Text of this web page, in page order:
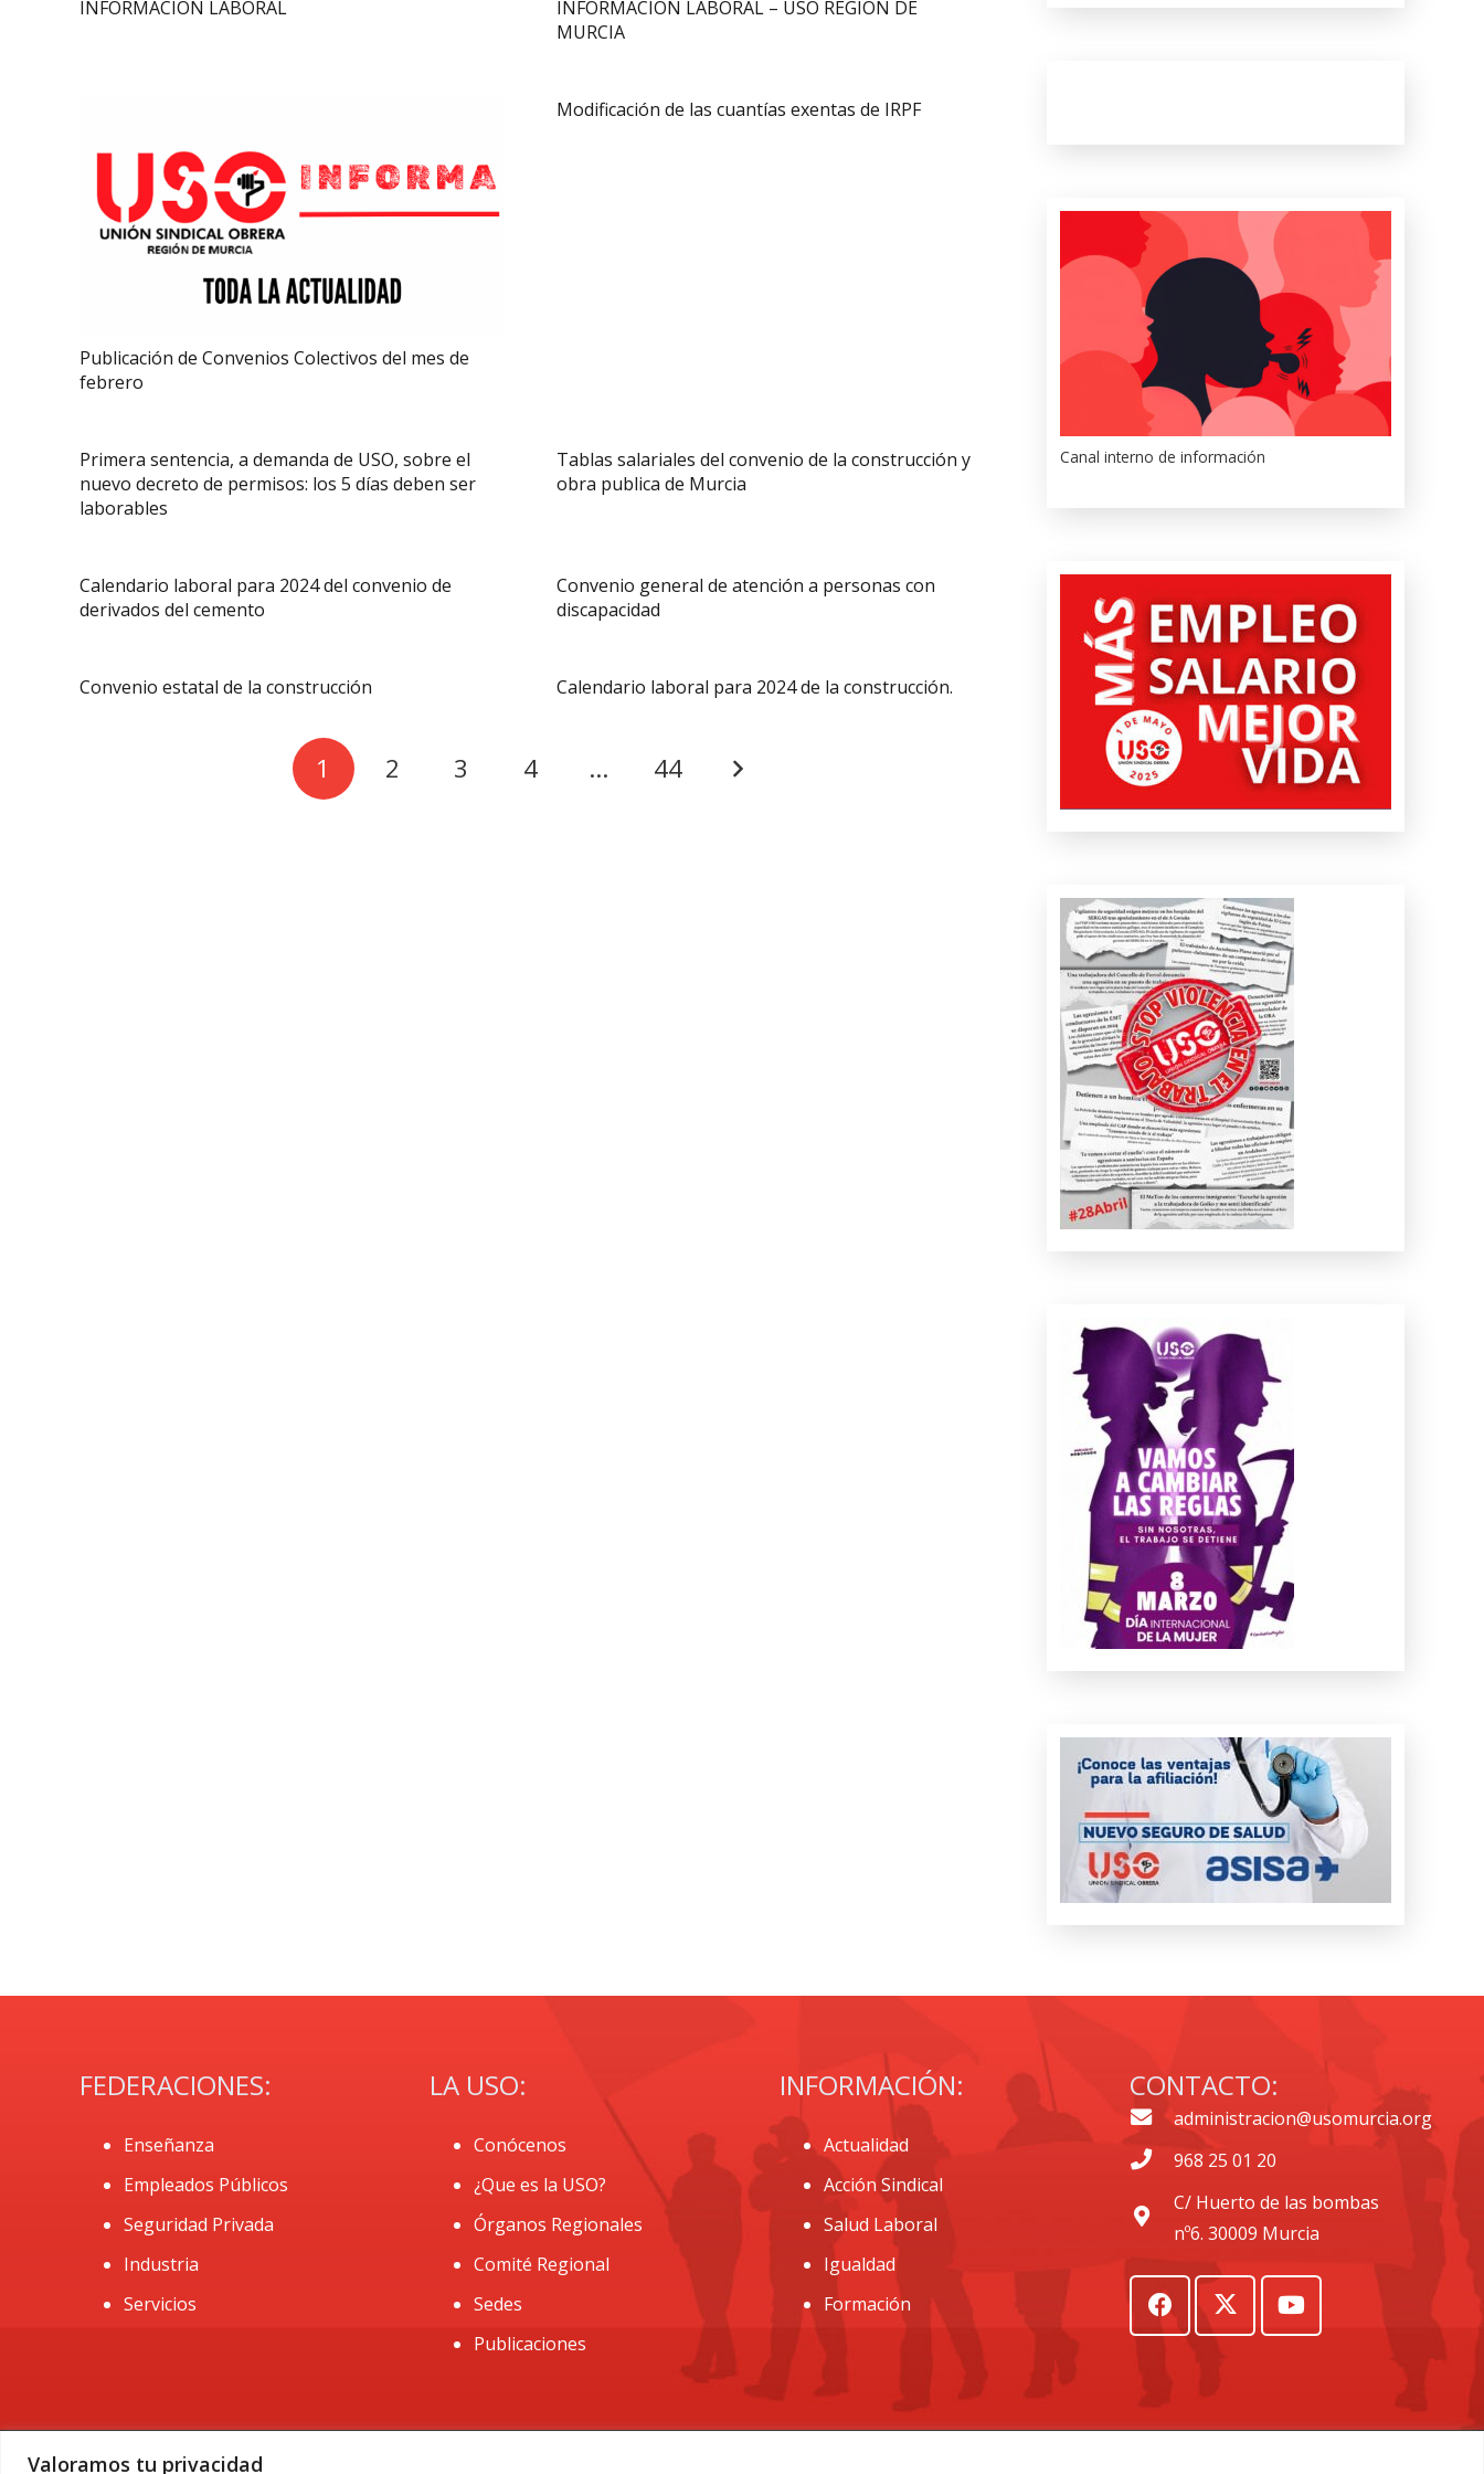
Valoramos tu privacidad
INFORMACION LABORAL
INFORMACIÓN LABORAL – USO REGIÓN DE
MURCIA
Publicación de Convenios Colectivos del mes de
febrero
Modificación de las cuantías exentas de IRPF
Primera sentencia, a demanda de USO, sobre el
nuevo decreto de permisos: los 5 días deben ser
laborables
Tablas salariales del convenio de la construcción y
obra publica de Murcia
Calendario laboral para 2024 del convenio de
derivados del cemento
Convenio general de atención a personas con
discapacidad
Convenio estatal de la construcción Calendario laboral para 2024 de la construcción.
1 2 3 4 … 44
Canal interno de información
FEDERACIONES:
Enseñanza
Empleados Públicos
Seguridad Privada
Industria
Servicios
LA USO:
Conócenos
¿Que es la USO?
Órganos Regionales
Comité Regional
Sedes
Publicaciones
INFORMACIÓN:
Actualidad
Acción Sindical
Salud Laboral
Igualdad
Formación
CONTACTO:
administracion@usomurcia.org
968 25 01 20
C/ Huerto de las bombas
nº6. 30009 Murcia